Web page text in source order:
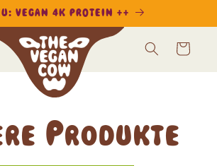
VEGAN 4K PROTEIN ++
Warenkorb
Produkte